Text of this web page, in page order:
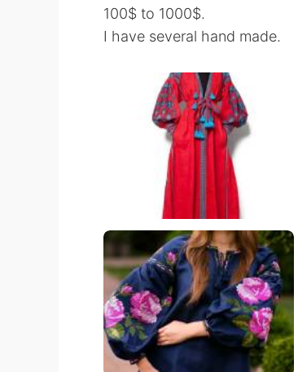
100$ to 1000$.
I have several hand made.